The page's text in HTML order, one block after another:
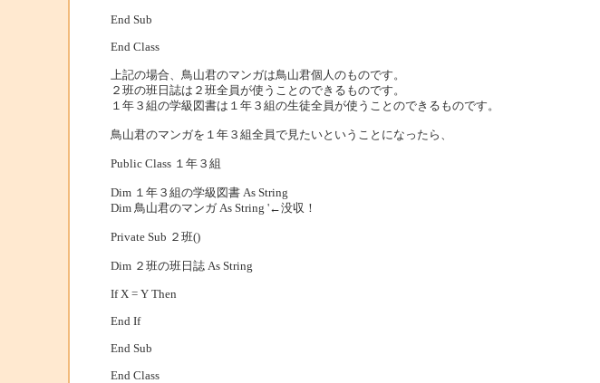
End Sub
End Class
上記の場合、鳥山君のマンガは鳥山君個人のものです。
２班の班日誌は２班全員が使うことのできるものです。
１年３組の学級図書は１年３組の生徒全員が使うことのできるものです。
鳥山君のマンガを１年３組全員で見たいということになったら、
Public Class １年３組
Dim １年３組の学級図書 As String
Dim 鳥山君のマンガ As String '←没収！
Private Sub ２班()
Dim ２班の班日誌 As String
If X = Y Then
End If
End Sub
End Class